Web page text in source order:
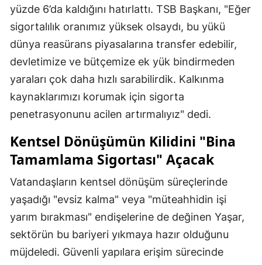
yüzde 6’da kaldığını hatırlattı. TSB Başkanı, "Eğer
sigortalılık oranımız yüksek olsaydı, bu yükü
dünya reasürans piyasalarına transfer edebilir,
devletimize ve bütçemize ek yük bindirmeden
yaraları çok daha hızlı sarabilirdik. Kalkınma
kaynaklarımızı korumak için sigorta
penetrasyonunu acilen artırmalıyız" dedi.
Kentsel Dönüşümün Kilidini "Bina
Tamamlama Sigortası" Açacak
Vatandaşların kentsel dönüşüm süreçlerinde
yaşadığı "evsiz kalma" veya "müteahhidin işi
yarım bırakması" endişelerine de değinen Yaşar,
sektörün bu bariyeri yıkmaya hazır olduğunu
müjdeledi. Güvenli yapılara erişim sürecinde